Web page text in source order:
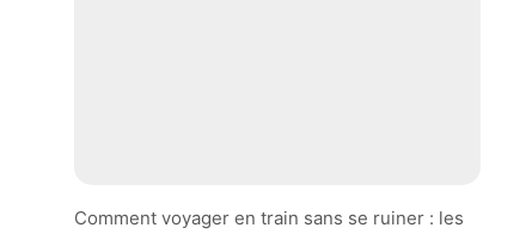
Comment voyager en train sans se ruiner : les